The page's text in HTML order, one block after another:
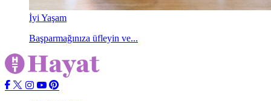
İyi Yaşam
Başparmağınıza üfleyin ve...